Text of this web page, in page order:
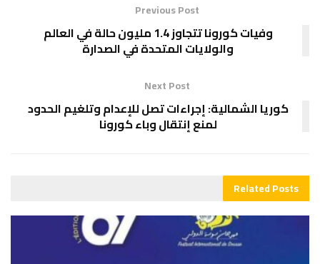
Previous Post
وفيات كورونا تتجاوز 1.4 مليون حالة في العالم
والولايات المتحدة في الصدارة
Next Post
كوريا الشمالية: إجراءات تصل للإعدام وتلغيم الحدود
لمنع إنتقال وباء كورونا
RelatedPosts